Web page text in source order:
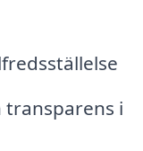
i